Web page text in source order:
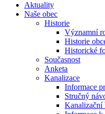
Aktuality
Naše obec
Historie
Významní
Historie
Historické
Současnost
Anketa
Kanalizace
Informace
Stručný
Kanalizační